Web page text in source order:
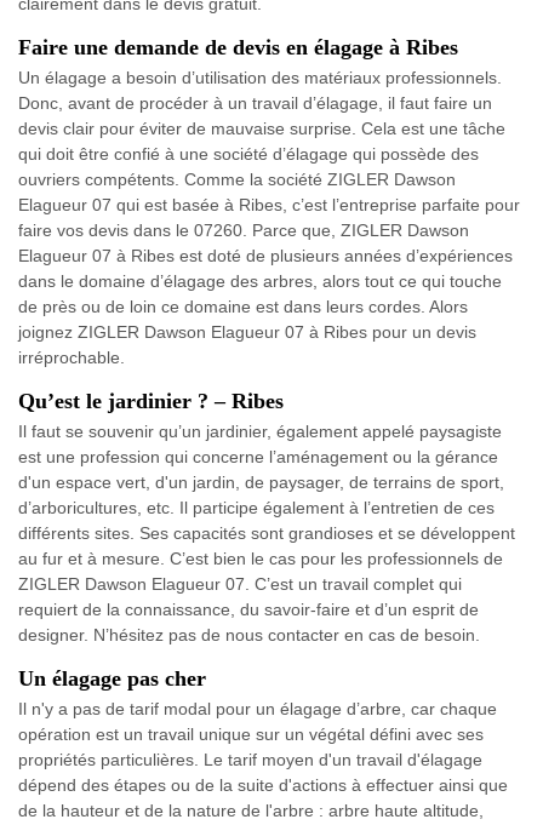
clairement dans le devis gratuit.
Faire une demande de devis en élagage à Ribes
Un élagage a besoin d’utilisation des matériaux professionnels.
Donc, avant de procéder à un travail d’élagage, il faut faire un
devis clair pour éviter de mauvaise surprise. Cela est une tâche
qui doit être confié à une société d’élagage qui possède des
ouvriers compétents. Comme la société ZIGLER Dawson
Elagueur 07 qui est basée à Ribes, c’est l’entreprise parfaite pour
faire vos devis dans le 07260. Parce que, ZIGLER Dawson
Elagueur 07 à Ribes est doté de plusieurs années d’expériences
dans le domaine d’élagage des arbres, alors tout ce qui touche
de près ou de loin ce domaine est dans leurs cordes. Alors
joignez ZIGLER Dawson Elagueur 07 à Ribes pour un devis
irréprochable.
Qu’est le jardinier ? – Ribes
Il faut se souvenir qu’un jardinier, également appelé paysagiste
est une profession qui concerne l’aménagement ou la gérance
d'un espace vert, d'un jardin, de paysager, de terrains de sport,
d’arboricultures, etc. Il participe également à l’entretien de ces
différents sites. Ses capacités sont grandioses et se développent
au fur et à mesure. C’est bien le cas pour les professionnels de
ZIGLER Dawson Elagueur 07. C’est un travail complet qui
requiert de la connaissance, du savoir-faire et d’un esprit de
designer. N’hésitez pas de nous contacter en cas de besoin.
Un élagage pas cher
Il n'y a pas de tarif modal pour un élagage d’arbre, car chaque
opération est un travail unique sur un végétal défini avec ses
propriétés particulières. Le tarif moyen d'un travail d'élagage
dépend des étapes ou de la suite d'actions à effectuer ainsi que
de la hauteur et de la nature de l'arbre : arbre haute altitude,